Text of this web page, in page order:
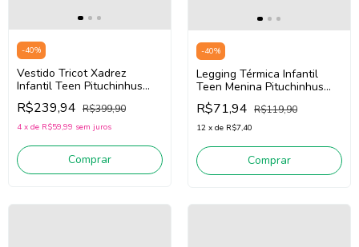
-40%
Vestido Tricot Xadrez
Infantil Teen Pituchinhus
30203 (Marrom/Off White)
R$239,94 R$399,90
4 x de R$59,99 sem juros
Comprar
-40%
Legging Térmica Infantil
Teen Menina Pituchinhus
28632 (Rosa)
R$71,94 R$119,90
12 x de R$7,40
Comprar